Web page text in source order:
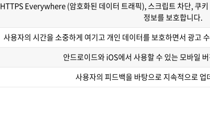
HTTPS Everywhere (암호화된 데이터 트래픽), 스크립트 차단, 쿠
정보를 보호합니다.
사용자의 시간을 소중하게 여기고 개인 데이터를 보호하면서 광고
안드로이드와 iOS에서 사용할 수 있는 모바일
사용자의 피드백을 바탕으로 지속적으로